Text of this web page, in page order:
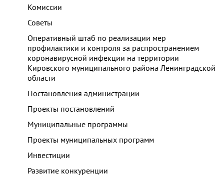
Комиссии
Советы
Оперативный штаб по реализации мер
профилактики и контроля за распространением
коронавирусной инфекции на территории
Кировского муниципального района Ленинградской
области
Постановления администрации
Проекты постановлений
Муниципальные программы
Проекты муниципальных программ
Инвестиции
Развитие конкуренции